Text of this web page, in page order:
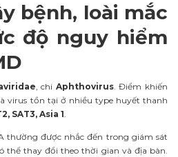
bệnh, loài mắc
độ nguy hiểm
, chi Aphthovirus. Điểm khiến
virus tồn tại ở nhiều type huyết thanh
SAT3, Asia 1.
thường được nhắc đến trong giám sát
thể thay đổi theo thời gian và địa bàn.